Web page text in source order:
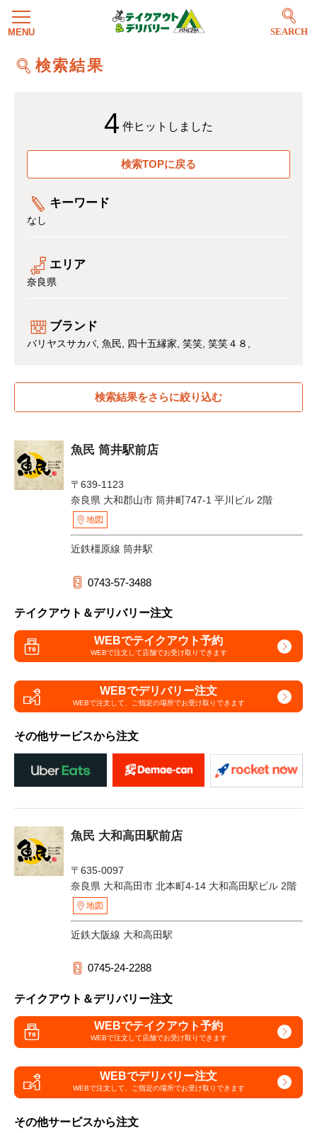
SEARCH
検索結果
4 件ヒットしました
検索TOPに戻る
キーワード
なし
エリア
奈良県
ブランド
バリヤスサカバ 魚民 四十五縁家 笑笑 笑笑４８
検索結果をさらに絞り込む
魚民 筒井駅前店
〒639-1123
奈良県 大和郡山市 筒井町747-1 平川ビル 2階
地図
近鉄橿原線 筒井駅
0743-57-3488
テイクアウト＆デリバリー注文
WEBでテイクアウト予約
WEBで注文して店舗でお受け取りできます
WEBでデリバリー注文
WEBで注文して、 ご指定の場所でお受け取りできます
その他サービスから注文
魚民 大和高田駅前店
〒635-0097
奈良県 大和高田市 北本町4-14 大和高田駅ビル 2階
地図
近鉄大阪線 大和高田駅
0745-24-2288
テイクアウト＆デリバリー注文
WEBでテイクアウト予約
WEBで注文して店舗でお受け取りできます
WEBでデリバリー注文
WEBで注文して、 ご指定の場所でお受け取りできます
その他サービスから注文